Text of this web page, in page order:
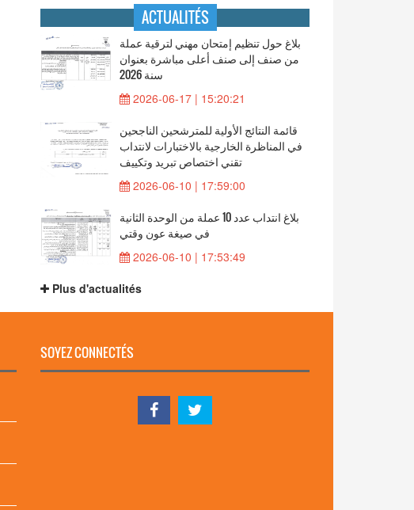
ACTUALITÉS
بلاغ حول تنظيم إمتحان مهني لترقية عملة
من صنف إلى صنف أعلى مباشرة بعنوان
سنة 2026
2026-06-17 | 15:20:21
قائمة النتائج الأولية للمترشحين الناجحين
في المناظرة الخارجية بالاختبارات لانتداب
تقني اختصاص تبريد وتكييف
2026-06-10 | 17:59:00
بلاغ انتداب عدد 10 عملة من الوحدة الثانية
في صيغة عون وقتي
2026-06-10 | 17:53:49
Plus d'actualités
SOYEZ CONNECTÉS